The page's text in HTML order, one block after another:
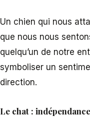
Un chien qui nous
que nous nous
quelqu’un de notre
symboliser un
direction.
Le chat :